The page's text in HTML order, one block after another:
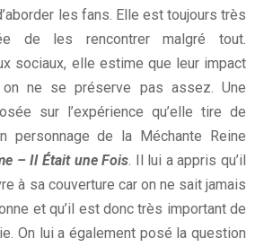
les fans. Elle est toujours très
de les rencontrer malgré tout.
sociaux, elle estime que leur impact
ne se préserve pas assez. Une
sur l’expérience qu’elle tire de
personnage de la Méchante Reine
– Il Était une Fois. Il lui a appris qu’il
à sa couverture car on ne sait jamais
et qu’il est donc très important de
On lui a également posé la question